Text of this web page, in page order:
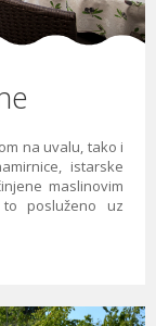
na uvalu, tako i
istarske
maslinovim
posluženo uz